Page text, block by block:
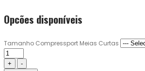
Opcões disponíveis
Tamanho Compressport Meias Curtas